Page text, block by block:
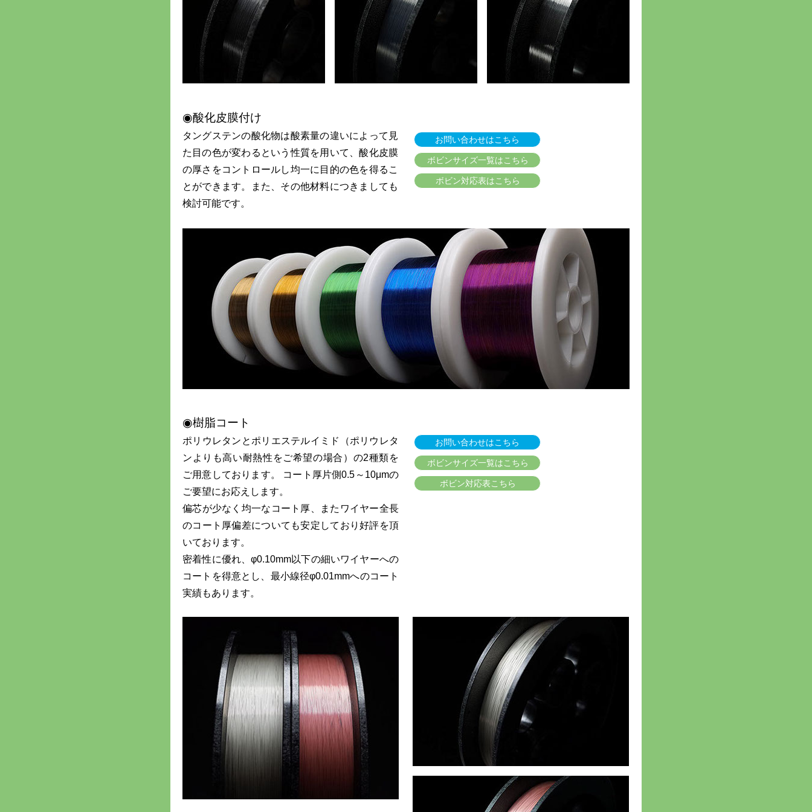
◉酸化皮膜付け
タングステンの酸化物は酸素量の違いによって見
た目の色が変わるという性質を用いて、酸化皮膜
の厚さをコントロールし均一に目的の色を得るこ
とができます。また、その他材料につきましても
検討可能です。
◉樹脂コート
ポリウレタンとポリエステルイミド（ポリウレタ
ンよりも高い耐熱性をご希望の場合）の2種類を
ご用意しております。 コート厚片側0.5～10μmの
ご要望にお応えします。
偏芯が少なく均一なコート厚、またワイヤー全長
のコート厚偏差についても安定しており好評を頂
いております。
密着性に優れ、φ0.10mm以下の細いワイヤーへの
コートを得意とし、最小線径φ0.01mmへのコート
実績もあります。
お問い合わせはこちら
ボビンサイズ一覧はこちら
ボビン対応表こちら
お問い合わせはこちら
ボビンサイズ一覧はこちら
ボビン対応表はこちら